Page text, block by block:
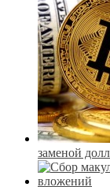
заменой